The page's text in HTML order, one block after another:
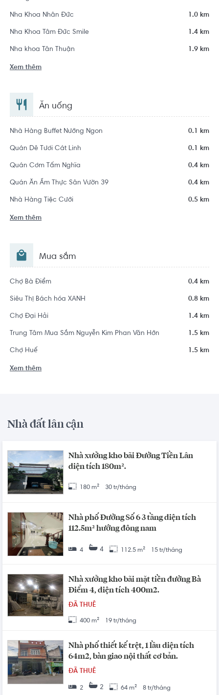
Nha Khoa Nhân Đức 1.0 km
Nha Khoa Tâm Đức Smile 1.4 km
Nha khoa Tân Thuận 1.9 km
Xem thêm
Ăn uống
Nhà Hàng Buffet Nướng Ngon 0.1 km
Quán Dê Tươi Cát Linh 0.1 km
Quán Cơm Tấm Nghĩa 0.4 km
Quán Ăn Ẩm Thực Sân Vườn 39 0.4 km
Nhà Hàng Tiệc Cưới 0.5 km
Xem thêm
Mua sắm
Chợ Bà Điểm 0.4 km
Siêu Thị Bách hóa XANH 0.8 km
Chợ Đại Hải 1.4 km
Trung Tâm Mua Sắm Nguyễn Kim Phan Văn Hớn 1.5 km
Chợ Huế 1.5 km
Xem thêm
Nhà đất lân cận
Nhà xưởng kho bãi Đường Tiền Lân
diện tích 180m².
180 m² 30 tr/tháng
Nhà phố Đường Số 6 3 tầng diện tích
112.5m² hướng đông nam
4 4 112.5 m² 15 tr/tháng
Nhà xưởng kho bãi mặt tiền đường Bà
Điểm 4, diện tích 400m2.
ĐÃ THUÊ
400 m² 19 tr/tháng
Nhà phố thiết kế trệt, 1 lầu diện tích
64m2, bàn giao nội thất cơ bản.
ĐÃ THUÊ
2 2 64 m² 8 tr/tháng